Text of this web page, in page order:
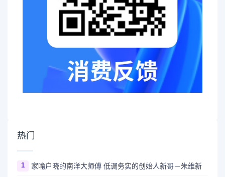
热门
1 家喻户晓的南洋大师傅 低调务实的创始人新哥－朱维新